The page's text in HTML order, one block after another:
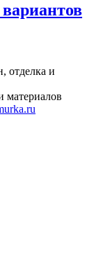
отделка и
материалов